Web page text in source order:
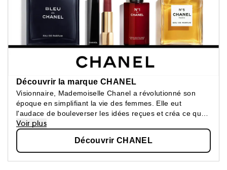
Découvrir la marque CHANEL
Visionnaire, Mademoiselle Chanel a révolutionné son
époque en simplifiant la vie des femmes. Elle eut
l'audace de bouleverser les idées reçues et créa ce que
les femmes attendaient : une beauté épurée, une
élégance confortable.
Voir plus
Découvrir CHANEL